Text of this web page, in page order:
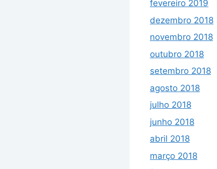
fevereiro 2019
dezembro 2018
novembro 2018
outubro 2018
setembro 2018
agosto 2018
julho 2018
junho 2018
abril 2018
março 2018